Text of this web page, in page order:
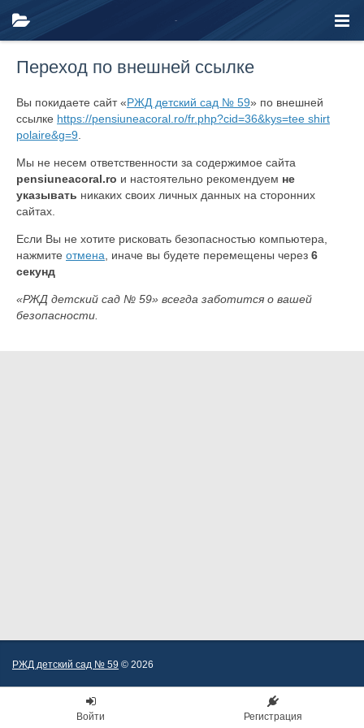
Переход по внешней ссылке
Вы покидаете сайт «РЖД детский сад № 59» по внешней
ссылке https://pensiuneacoral.ro/fr.php?cid=36&kys=tee shirt
polaire&g=9
Мы не несем ответственности за содержимое сайта
pensiuneacoral.ro и настоятельно рекомендуем не
указывать никаких своих личных данных на сторонних
сайтах.
Если Вы не хотите рисковать безопасностью компьютера,
нажмите отмена , иначе вы будете перемещены через 6
секунд
«РЖД детский сад № 59» всегда заботится о вашей
безопасности.
РЖД детский сад № 59 © 2026
Войти Регистрация